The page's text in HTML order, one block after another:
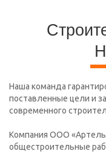
Наша команда
поставленные цели и
современного
Компания ООО
общестроительные